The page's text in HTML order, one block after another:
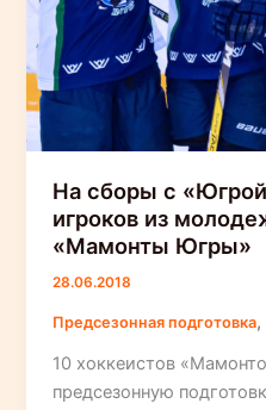
На сборы с
игроков из
«Мамонты Югры»
28.06.2018
Предсезонная подготовка,
10 хоккеистов
предсезонную